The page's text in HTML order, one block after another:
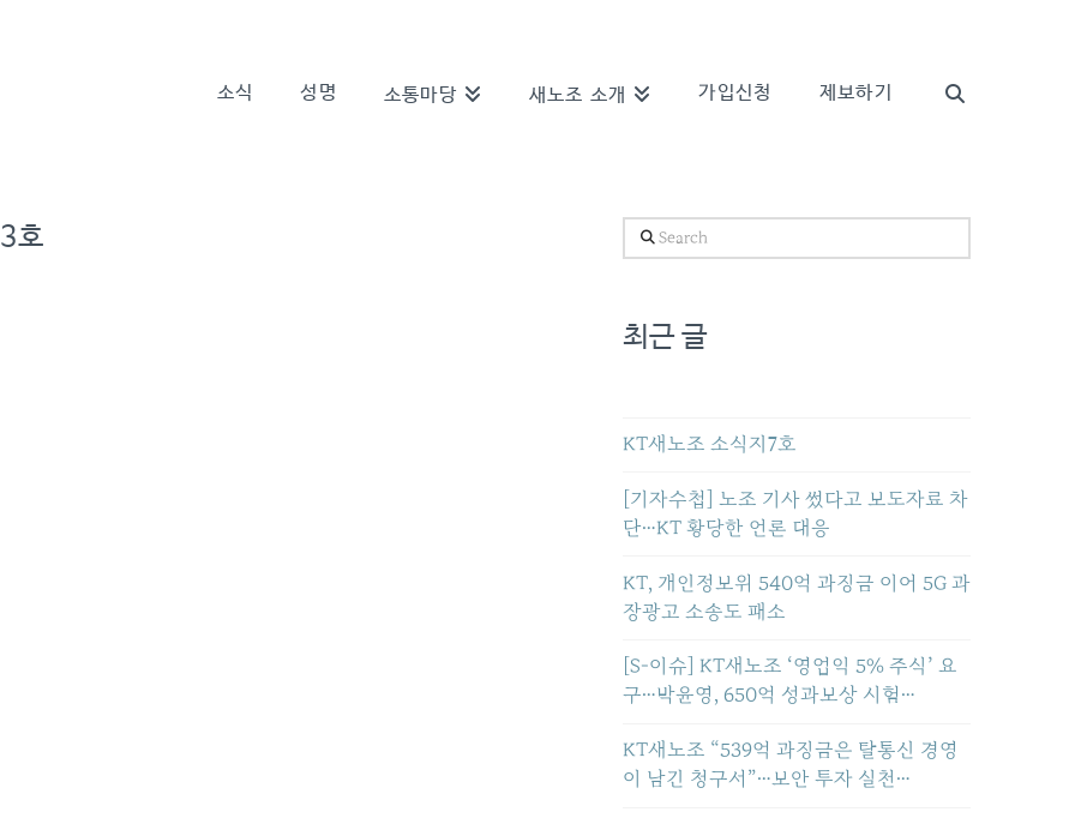
소식 성명 소통마당 새노조 소개 가입신청 제보하기
호 Search
최근 글
KT새노조 소식지7호
[기자수첩] 노조 기사 썼다고 보도자료 차
단…KT 황당한 언론 대응
KT, 개인정보위 540억 과징금 이어 5G 과
장광고 소송도 패소
[S-이슈] KT새노조 ‘영업익 5% 주식’ 요
구…박윤영, 650억 성과보상 시험…
KT새노조 “539억 과징금은 탈통신 경영
이 남긴 청구서”…보안 투자 실천…